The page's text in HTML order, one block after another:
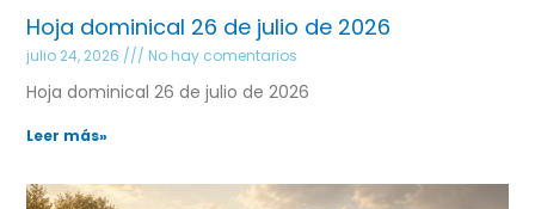
Hoja dominical 26 de julio de 2026
julio 24, 2026 No hay comentarios
Hoja dominical 26 de julio de 2026
Leer más»